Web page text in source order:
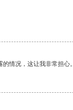
情况，这让我非常担心。